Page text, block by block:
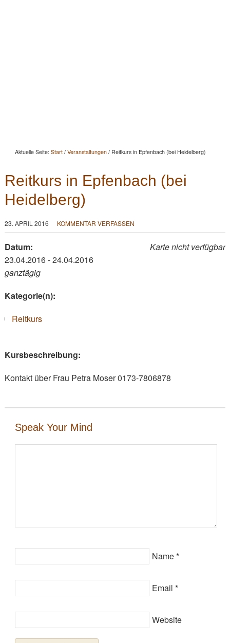
Aktuelle Seite: Start / Veranstaltungen /Reitkurs in Epfenbach (bei Heidelberg)
Reitkurs in Epfenbach (bei
Heidelberg)
23. APRIL 2016 KOMMENTAR VERFASSEN
Karte nicht verfügbar
Datum:
23.04.2016 - 24.04.2016
ganztägig
Kategorie(n):
Reitkurs
Kursbeschreibung:
Kontakt über Frau Petra Moser 0173-7806878
Speak Your Mind
Name*
Email *
Website